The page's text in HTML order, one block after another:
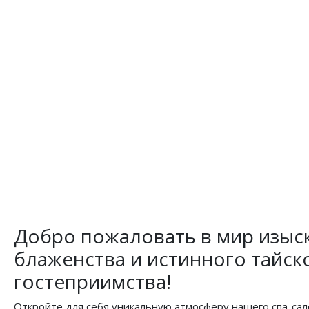
Добро пожаловать в мир
блаженства и истинного
гостеприимства!
Откройте для себя уникальную атмосферу нашего спа-